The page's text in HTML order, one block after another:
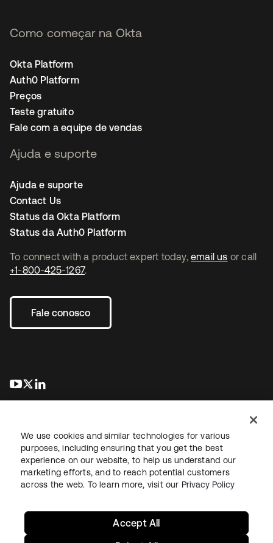
To connect with a product expert today, email us or call
+1-800-425-1267.
Fale conosco
abre em uma nova guia
abre em uma nova guia
Como começar na Okta
Okta Platform
Auth0 Platform
Preços
Teste gratuito
Fale com a equipe de vendas
Ajuda e suporte
Ajuda e suporte
Contact Us
Status da Okta Platform
Status da Auth0 Platform
JurídicoPolítica de privacidadeTermos do siteSegurança
Mapa do sitePreferências de cookies
We use cookies and similar technologies for various
purposes, including ensuring that you get the best
experience on our website, to help us understand our
marketing efforts, and to reach potential customers
across the web. To learn more, visit our Privacy Policy
Accept All